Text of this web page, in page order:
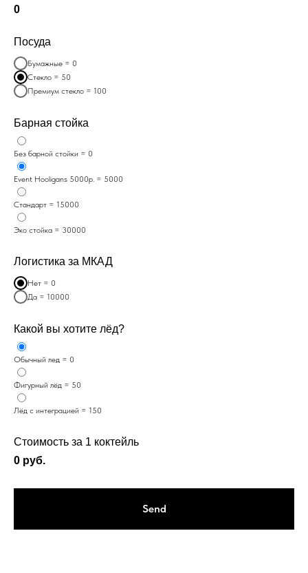
0
Посуда
Бумажные = 0
Стекло = 50
Премиум стекло = 100
Барная стойка
Без барной стойки = 0
Event Hooligans 5000p. = 5000
Стандарт = 15000
Эко стойка = 30000
Логистика за МКАД
Нет = 0
Да = 10000
Какой вы хотите лёд?
Обычный лед = 0
Фигурный лёд = 50
Лёд с интеграцией = 150
Стоимость за 1 коктейль
0 руб.
Send